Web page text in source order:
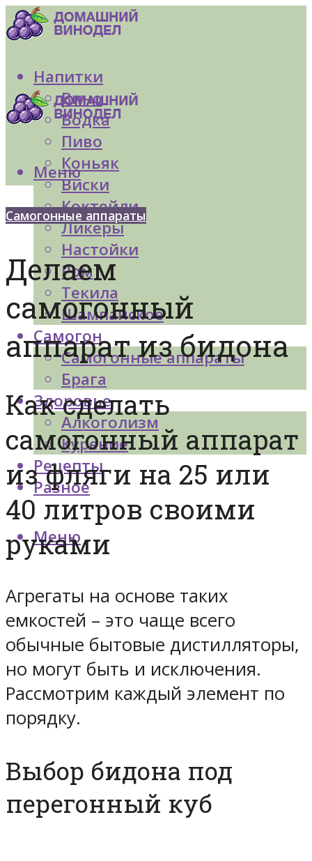
Напитки
Вино
Водка
Пиво
Коньяк
Виски
Коктейли
Ликеры
Настойки
Ром
Текила
Шампанское
Самогон
Самогонные аппараты
Брага
Здоровье
Алкоголизм
Курение
Рецепты
Разное
Меню
Меню
Самогонные аппараты
Делаем
самогонный
аппарат из бидона
Как сделать
самогонный аппарат
из фляги на 25 или
40 литров своими
руками
Агрегаты на основе таких
емкостей – это чаще всего
обычные бытовые дистилляторы,
но могут быть и исключения.
Рассмотрим каждый элемент по
порядку.
Выбор бидона под
перегонный куб